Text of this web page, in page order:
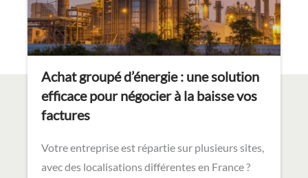
Achat groupé d’énergie : une solution
efficace pour négocier à la baisse vos
factures
Votre entreprise est répartie sur plusieurs sites,
avec des localisations différentes en France ?